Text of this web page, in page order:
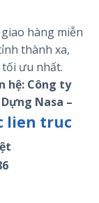
hàng miễn
thành xa,
ưu nhất.
hệ: Công ty
Nasa –
lien truc